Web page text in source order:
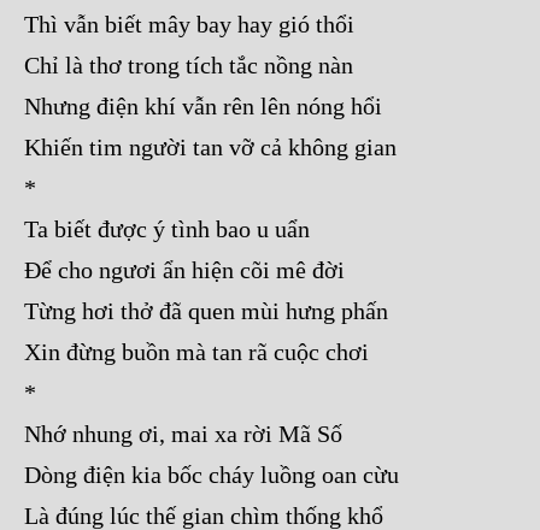
Thì vẫn biết mây bay hay gió thổi
Chỉ là thơ trong tích tắc nồng nàn
Nhưng điện khí vẫn rên lên nóng hổi
Khiến tim người tan vỡ cả không gian
*
Ta biết được ý tình bao u uẩn
Để cho ngươi ẩn hiện cõi mê đời
Từng hơi thở đã quen mùi hưng phấn
Xin đừng buồn mà tan rã cuộc chơi
*
Nhớ nhung ơi, mai xa rời Mã Số
Dòng điện kia bốc cháy luồng oan cừu
Là đúng lúc thế gian chìm thống khổ